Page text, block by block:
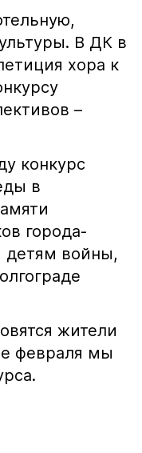
В ДК в
хора к
–
конкурс
в
города-
детям войны,
жители
февраля мы